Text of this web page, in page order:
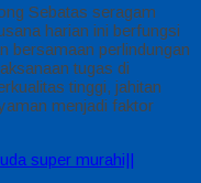
Sebatas seragam
harian ini berfungsi
bersamaan perlindungan
tugas di
tinggi, jahitan
menjadi faktor
super murahi||